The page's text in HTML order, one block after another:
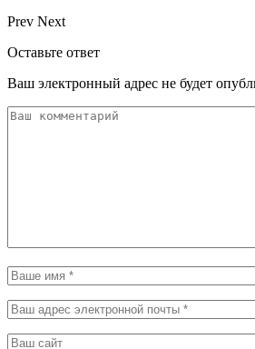
Prev Next
Оставьте ответ
Ваш электронный адрес не будет